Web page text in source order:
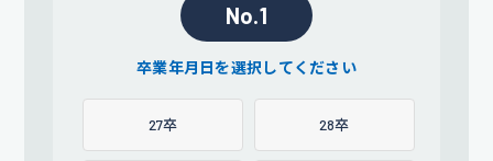
No.1
卒業年月日を選択してください
27卒 28卒